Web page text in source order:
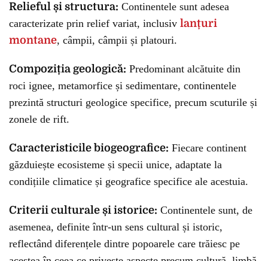
Relieful și structura: Continentele sunt adesea
caracterizate prin relief variat, inclusiv lanțuri
montane, câmpii, câmpii și platouri.
Compoziția geologică: Predominant alcătuite din
roci ignee, metamorfice și sedimentare, continentele
prezintă structuri geologice specifice, precum scuturile și
zonele de rift.
Caracteristicile biogeografice: Fiecare continent
găzduiește ecosisteme și specii unice, adaptate la
condițiile climatice și geografice specifice ale acestuia.
Criterii culturale și istorice: Continentele sunt, de
asemenea, definite într-un sens cultural și istoric,
reflectând diferențele dintre popoarele care trăiesc pe